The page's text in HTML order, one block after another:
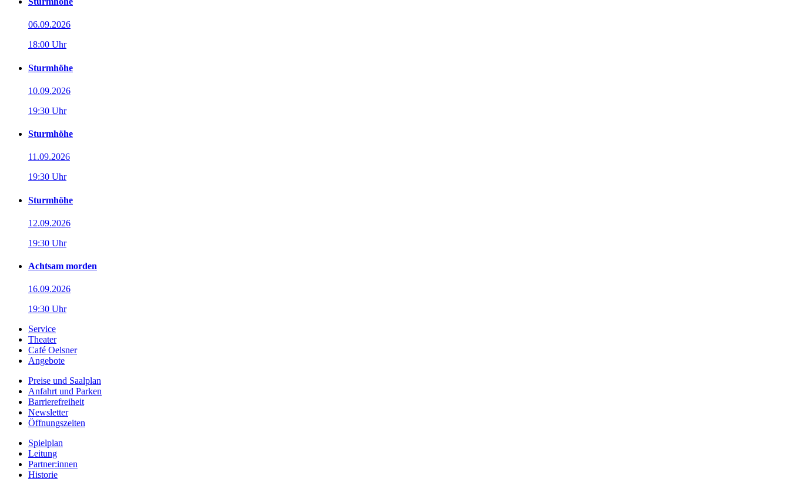
06.09.2026
18:00 Uhr
Sturmhöhe
10.09.2026
19:30 Uhr
Sturmhöhe
11.09.2026
19:30 Uhr
Sturmhöhe
12.09.2026
19:30 Uhr
Achtsam morden
16.09.2026
19:30 Uhr
Service
Theater
Café Oelsner
Angebote
Preise und Saalplan
Anfahrt und Parken
Barrierefreiheit
Newsletter
Öffnungszeiten
Spielplan
Leitung
Partner:innen
Historie